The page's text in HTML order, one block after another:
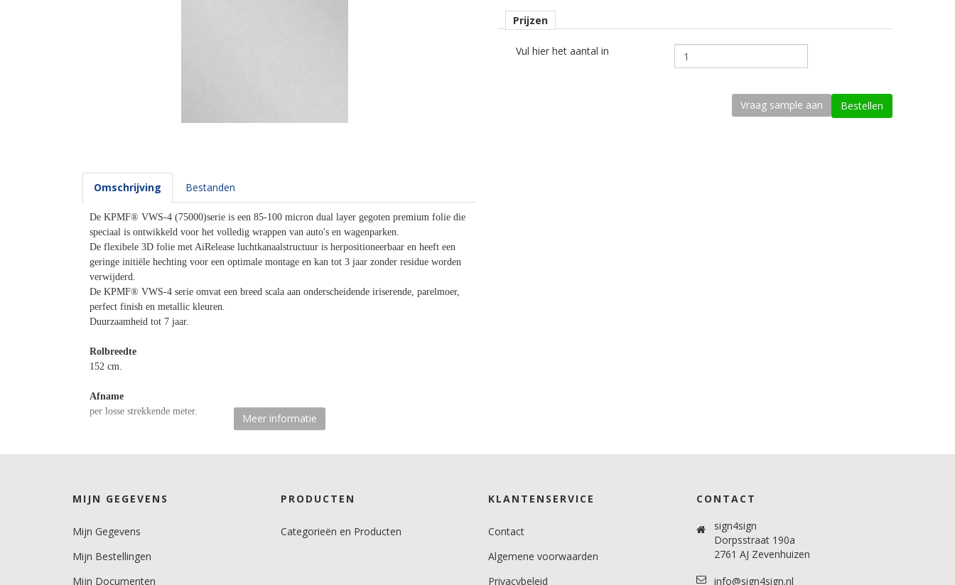
Omschrijving Bestanden
De KPMF® VWS-4 (75000)serie is een 85-100 micron dual layer gegoten premium folie die
speciaal is ontwikkeld voor het volledig wrappen van auto's en wagenparken.
De flexibele 3D folie met AiRelease luchtkanaalstructuur is herpositioneerbaar en heeft een
geringe initiële hechting voor een optimale montage en kan tot 3 jaar zonder residue worden
verwijderd.
De KPMF® VWS-4 serie omvat een breed scala aan onderscheidende iriserende, parelmoer,
perfect finish en metallic kleuren.
Duurzaamheid tot 7 jaar.
Rolbreedte
152 cm.
Afname
per losse strekkende meter.
semi-permanent, transparant, solvent.
Ondergrond
Dikte
Meer informatie
Prijzen
Vul hier het aantal in
MIJN GEGEVENS
Mijn Gegevens
Mijn Bestellingen
Mijn Documenten
PRODUCTEN
Categorieën en Producten
KLANTENSERVICE
Contact
Algemene voorwaarden
Privacybeleid
CONTACT
sign4sign
Dorpsstraat 190a
2761 AJ Zevenhuizen
info@sign4sign.nl